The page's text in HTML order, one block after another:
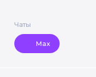
Чаты
Max